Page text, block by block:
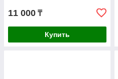
11 000 ₸
Купить